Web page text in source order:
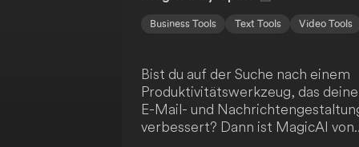
Business Tools Text Tools Video Tools
Bist du auf der Suche nach einem
Produktivitätswerkzeug, das deine
E-Mail- und
verbessert? Dann ist MagicAI von